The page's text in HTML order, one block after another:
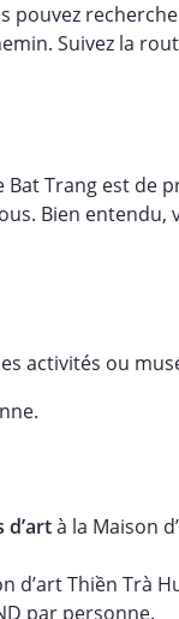
pouvez
Suivez la
Trang est de
Bien entendu,
activités ou
à la Maison
d’art Thiền Trà
par personne.